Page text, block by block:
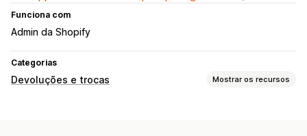
Funciona com
Admin da Shopify
Categorias
Devoluções e trocas Mostrar os recursos